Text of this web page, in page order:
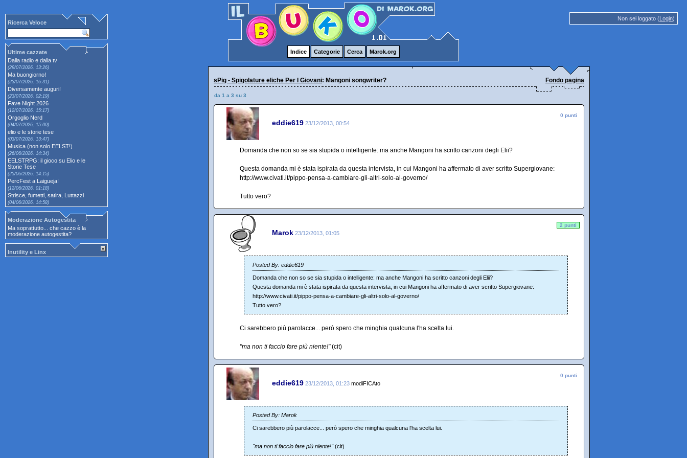
Non sei loggato (Login)
Indice Categorie Cerca Marok.org
Ricerca Veloce
Ultime cazzate
Dalla radio e dalla tv
(29/07/2026, 13:26)
Ma buongiorno!
(23/07/2026, 16:31)
Diversamente auguri!
(23/07/2026, 02:19)
Fave Night 2026
(12/07/2026, 15:17)
Orgoglio Nerd
(04/07/2026, 15:00)
elio e le storie tese
(03/07/2026, 13:47)
Musica (non solo EELST!)
(26/06/2026, 14:34)
EELSTRPG: il gioco su Elio e le
Storie Tese
(25/06/2026, 14:15)
PercFest a Laigueja!
(12/06/2026, 01:18)
Strisce, fumetti, satira, Luttazzi
(04/06/2026, 14:58)
Moderazione Autogestita
Ma soprattutto... che cazzo è la
moderazione autogestita?
Inutility e Linx
sPig - Spigolature eliche Per I Giovani: Mangoni songwriter? Fondo pagina
da 1 a 3 su 3
eddie619 23/12/2013, 00:54
0 punti
Domanda che non so se sia stupida o intelligente: ma anche Mangoni ha scritto canzoni degli Elii?
Questa domanda mi è stata ispirata da questa intervista, in cui Mangoni ha affermato di aver scritto Supergiovane:
http://www.civati.it/pippo-pensa-a-cambiare-gli-altri-solo-al-governo/
Tutto vero?
Marok 23/12/2013, 01:05
2 punti
Posted By: eddie619
Domanda che non so se sia stupida o intelligente: ma anche Mangoni ha scritto canzoni degli Elii?
Questa domanda mi è stata ispirata da questa intervista, in cui Mangoni ha affermato di aver scritto Supergiovane:
http://www.civati.it/pippo-pensa-a-cambiare-gli-altri-solo-al-governo/
Tutto vero?
Ci sarebbero più parolacce... però spero che minghia qualcuna l'ha scelta lui.
"ma non ti faccio fare più niente!"(cit)
eddie619 23/12/2013, 01:23 modiFICAto
0 punti
Posted By: Marok
Ci sarebbero più parolacce... però spero che minghia qualcuna l'ha scelta lui.
"ma non ti faccio fare più niente!"(cit)